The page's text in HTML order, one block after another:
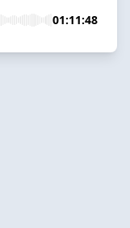
01:11:48